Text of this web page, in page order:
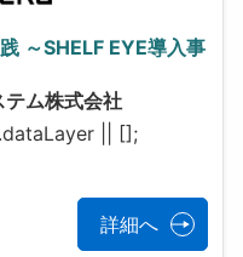
～SHELF EYE導入事
ム株式会社
|| [];
詳細へ